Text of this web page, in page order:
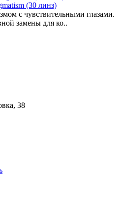
(30 линз)
с чувствительными глазами.
замены для ко..
38